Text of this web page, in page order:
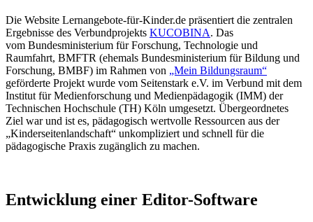
Die Website Lernangebote-für-Kinder.de präsentiert die zentralen
Ergebnisse des Verbundprojekts KUCOBINA. Das
vom Bundesministerium für Forschung, Technologie und
Raumfahrt, BMFTR (ehemals Bundesministerium für Bildung und
Forschung, BMBF) im Rahmen von „Mein Bildungsraum“
geförderte Projekt wurde vom Seitenstark e.V. im Verbund mit dem
Institut für Medienforschung und Medienpädagogik (IMM) der
Technischen Hochschule (TH) Köln umgesetzt. Übergeordnetes
Ziel war und ist es, pädagogisch wertvolle Ressourcen aus der
„Kinderseitenlandschaft“ unkompliziert und schnell für die
pädagogische Praxis zugänglich zu machen.
Entwicklung einer Editor-Software